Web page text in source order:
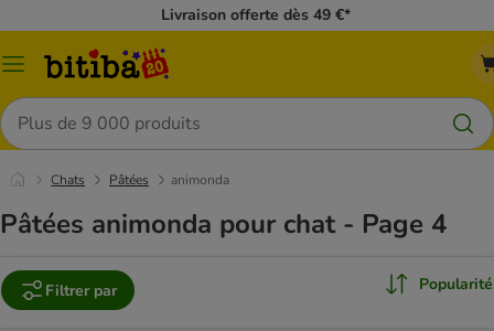
Livraison offerte dès 49 €*
Menu
Rechercher
Chats Pâtées animonda
Pâtées animonda pour chat - Page 4
Filtrer par Popularité